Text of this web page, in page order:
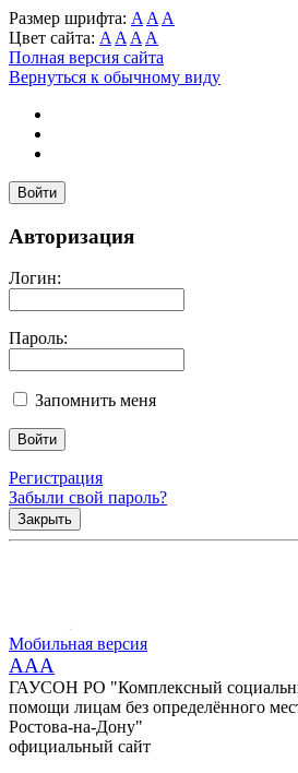
Размер шрифта: A A A
Цвет сайта: A A A A
Полная версия сайта
Вернуться к обычному виду
Войти
Авторизация
Логин:
Пароль:
Запомнить меня
Регистрация
Забыли свой пароль?
Закрыть
Мобильная версия
AAA
ГАУСОН РО "Комплексный
помощи лицам без определённого
Ростова-на-Дону"
официальный сайт